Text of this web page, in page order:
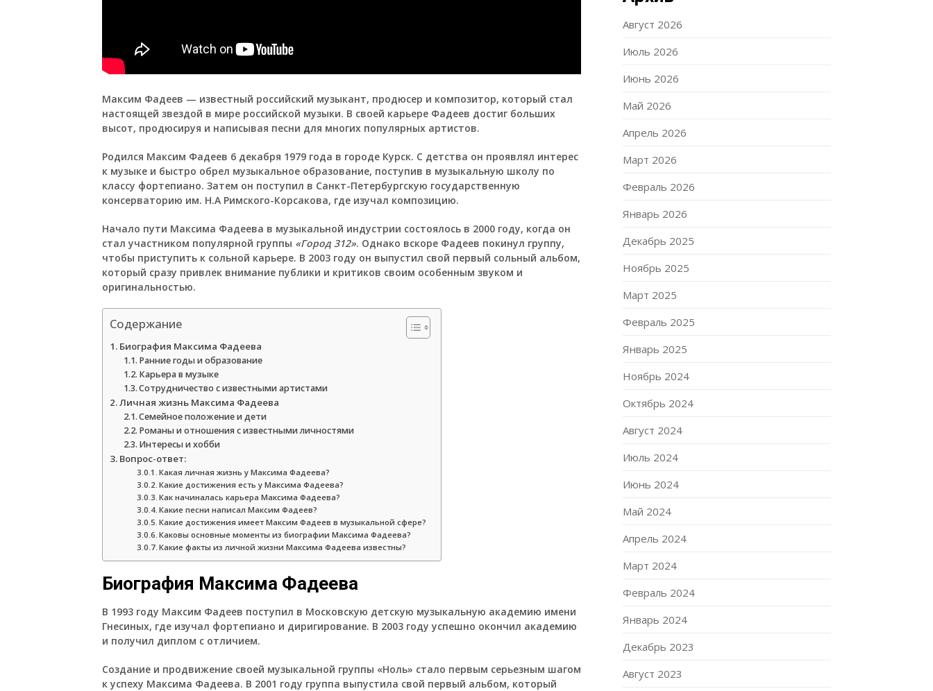
Максим Фадеев — известный российский музыкант, продюсер и композитор, который стал
настоящей звездой в мире российской музыки. В своей карьере Фадеев достиг больших
высот, продюсируя и написывая песни для многих популярных артистов.
Родился Максим Фадеев 6 декабря 1979 года в городе Курск. С детства он проявлял интерес
к музыке и быстро обрел музыкальное образование, поступив в музыкальную школу по
классу фортепиано. Затем он поступил в Санкт-Петербургскую государственную
консерваторию им. Н.А Римского-Корсакова, где изучал композицию.
Начало пути Максима Фадеева в музыкальной индустрии состоялось в 2000 году, когда он
стал участником популярной группы «Город 312». Однако вскоре Фадеев покинул группу,
чтобы приступить к сольной карьере. В 2003 году он выпустил свой первый сольный альбом,
который сразу привлек внимание публики и критиков своим особенным звуком и
оригинальностью.
Содержание
Биография Максима Фадеева
Ранние годы и образование
Карьера в музыке
Сотрудничество с известными артистами
Личная жизнь Максима Фадеева
Семейное положение и дети
Романы и отношения с известными личностями
Интересы и хобби
Вопрос-ответ:
Какая личная жизнь у Максима Фадеева?
Какие достижения есть у Максима Фадеева?
Как начиналась карьера Максима Фадеева?
Какие песни написал Максим Фадеев?
Какие достижения имеет Максим Фадеев в музыкальной сфере?
Каковы основные моменты из биографии Максима Фадеева?
Какие факты из личной жизни Максима Фадеева известны?
Биография Максима Фадеева
В 1993 году Максим Фадеев поступил в Московскую детскую музыкальную академию имени
Гнесиных, где изучал фортепиано и диригирование. В 2003 году успешно окончил академию
и получил диплом с отличием.
Создание и продвижение своей музыкальной группы «Ноль» стало первым серьезным шагом
к успеху Максима Фадеева. В 2001 году группа выпустила свой первый альбом, который
Август 2026
Июль 2026
Июнь 2026
Май 2026
Апрель 2026
Март 2026
Февраль 2026
Январь 2026
Декабрь 2025
Ноябрь 2025
Март 2025
Февраль 2025
Январь 2025
Ноябрь 2024
Октябрь 2024
Август 2024
Июль 2024
Июнь 2024
Май 2024
Апрель 2024
Март 2024
Февраль 2024
Январь 2024
Декабрь 2023
Август 2023